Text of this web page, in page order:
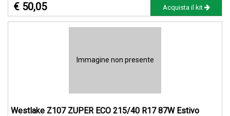
€ 50,05 Acquista il kit
Immagine non presente
Westlake Z107 ZUPER ECO 215/40 R17 87W Estivo